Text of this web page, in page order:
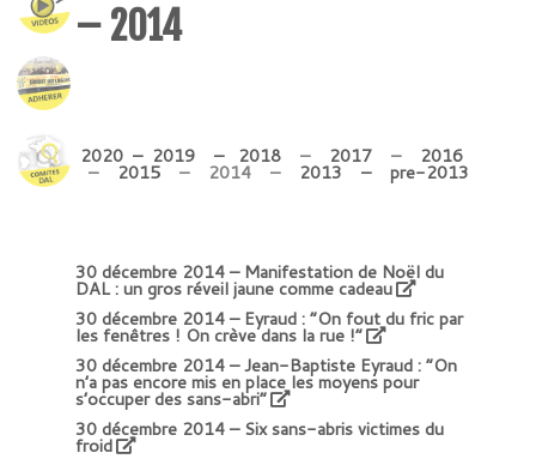
– 2014
2020– 2019– 2018– 2017– 2016
– 2015– 2014 – 2013 – pre-2013
30 décembre 2014 –Manifestation de Noël du
DAL : un gros réveil jaune comme cadeau
30 décembre 2014 –Eyraud : “On fout du fric par
les fenêtres ! On crève dans la rue !”
30 décembre 2014 –Jean-Baptiste Eyraud : “On
n’a pas encore mis en place les moyens pour
s’occuper des sans-abri”
30 décembre 2014 –Six sans-abris victimes du
froid